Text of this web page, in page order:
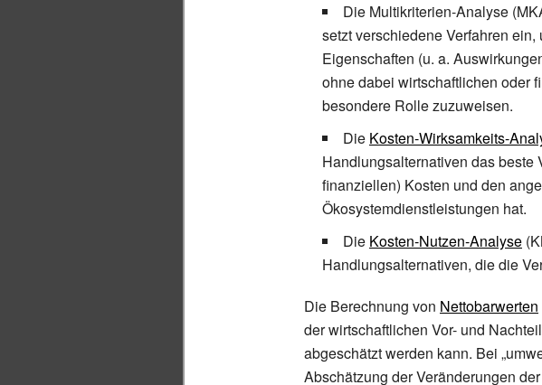
Die Multikriterien-Analyse
setzt verschiedene Verfahren
Eigenschaften (u. a.
ohne dabei wirtschaftlichen oder
besondere Rolle zuzuweisen.
Die Kosten-Wirksamkeits-
Handlungsalternativen das beste
finanziellen) Kosten und den
Ökosystemdienstleistungen hat.
Die Kosten-Nutzen-Analyse
Handlungsalternativen, die die
Die Berechnung von Nettobarwerten
der wirtschaftlichen Vor- und
abgeschätzt werden kann. Bei
Abschätzung der Veränderungen